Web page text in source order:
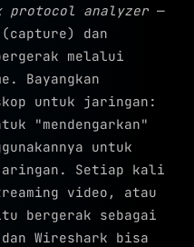
protocol analyzer —
(capture) dan
melalui
Bayangkan
untuk jaringan:
"mendengarkan"
untuk
Setiap kali
video, atau
bergerak sebagai
Wireshark bisa